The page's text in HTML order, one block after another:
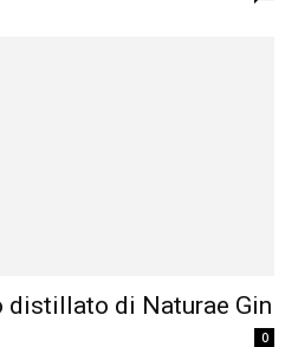
distillato di Naturae Gin
0